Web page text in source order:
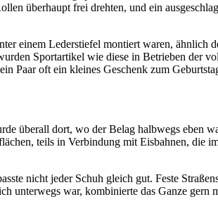
überhaupt frei drehten, und ein
einem Lederstiefel montiert waren, ähnlich
Sportartikel wie diese in Betrieben der
Paar oft ein kleines Geschenk zum
überall dort, wo der Belag halbwegs eben
teils in Verbindung mit Eisbahnen, die
nicht jeder Schuh gleich gut. Feste
unterwegs war, kombinierte das Ganze gern